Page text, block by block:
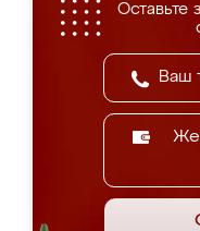
Оставьте